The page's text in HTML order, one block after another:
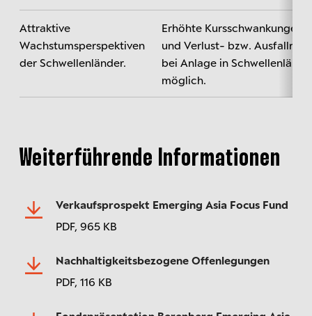
Attraktive
Wachstumsperspektiven
der Schwellenländer.
Erhöhte Kursschwankungen
und Verlust- bzw.
bei Anlage in
möglich.
Weiterführende Informationen
Verkaufsprospekt Emerging Asia Focus Fund
PDF, 965 KB
Nachhaltigkeitsbezogene Offenlegungen
PDF, 116 KB